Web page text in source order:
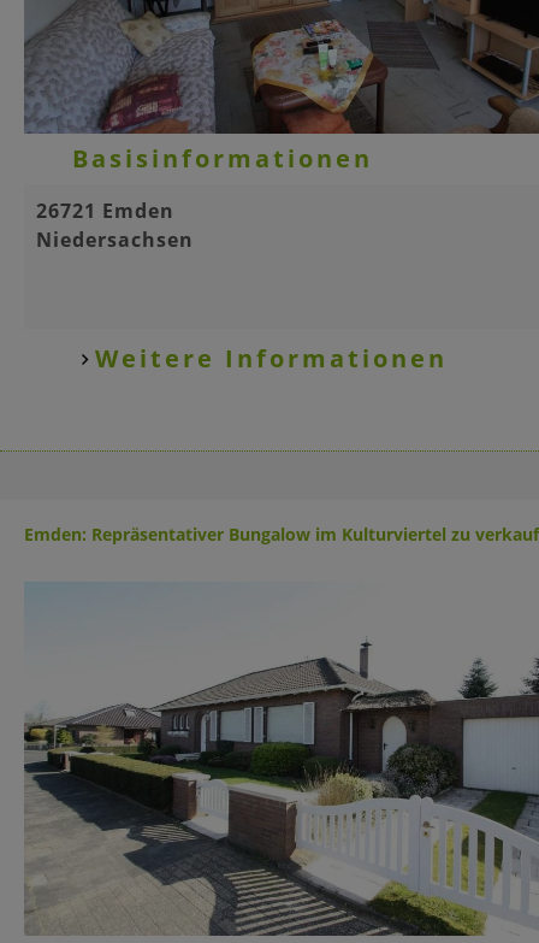
Basisinformationen
26721 Emden
Niedersachsen
Weitere Informationen
Emden: Repräsentativer Bungalow im Kulturviertel zu